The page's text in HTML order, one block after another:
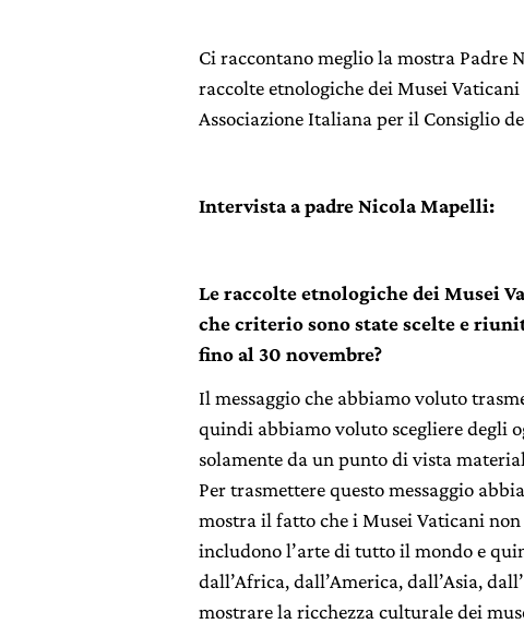
Ci raccontano meglio la mostra Padre
raccolte etnologiche dei Musei Vaticani
Associazione Italiana per il Consiglio
Intervista a padre Nicola Mapelli:
Le raccolte etnologiche dei Musei
che criterio sono state scelte e
fino al 30 novembre?
Il messaggio che abbiamo voluto
quindi abbiamo voluto scegliere degli
solamente da un punto di vista
Per trasmettere questo messaggio
mostra il fatto che i Musei Vaticani
includono l’arte di tutto il mondo e
dall’Africa, dall’America, dall’Asia,
mostrare la ricchezza culturale dei